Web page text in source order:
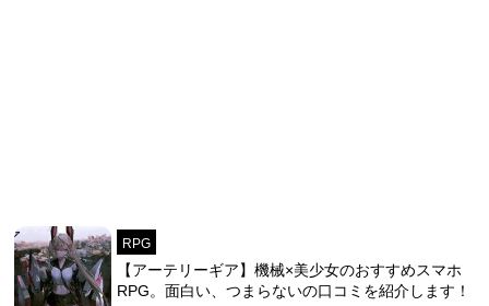
RPG
【アーテリーギア】機械×美少女のおすすめスマホ
RPG。面白い、つまらないの口コミを紹介します！